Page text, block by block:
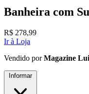
Banheira com
R$ 278,99
Ir à Loja
Vendido porMagazine
Informar